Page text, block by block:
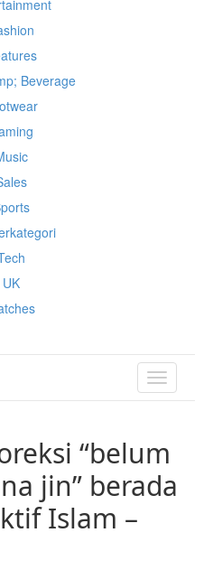
Beverage
UK
TOGGLE
“belum
jin” berada
Islam –